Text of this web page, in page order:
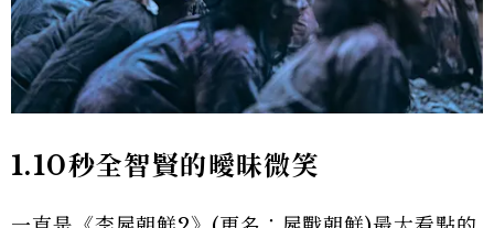
1.10秒全智賢的曖昧微笑